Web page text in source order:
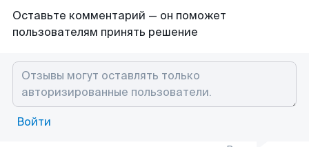
Оставьте комментарий — он поможет
пользователям принять решение
Войти